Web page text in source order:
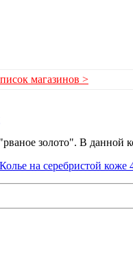
магазинов >
золото". В данной